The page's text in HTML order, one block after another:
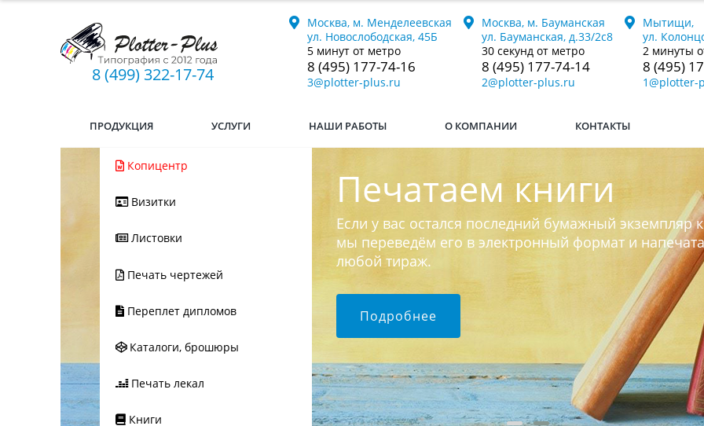
8 (499) 322-17-74
Москва, м. Менделеевская
ул. Новослободская, 45Б
5 минут от метро
8 (495) 177-74-16
3@plotter-plus.ru
Москва, м. Бауманская
ул. Бауманская, д.33/2с8
30 секунд от метро
8 (495) 177-74-14
2@plotter-plus.ru
Мытищи,
ул.
2 минуты
8 (495)
1@plotter-
ПРОДУКЦИЯ УСЛУГИ НАШИ РАБОТЫ О КОМПАНИИ КОНТАКТЫ
Копицентр
Визитки
Листовки
Печать чертежей
Переплет дипломов
Каталоги, брошюры
Печать лекал
Книги
Печатаем книги
Если у вас остался последний бумажный экземпляр
мы переведём его в электронный формат и
любой тираж.
Подробнее